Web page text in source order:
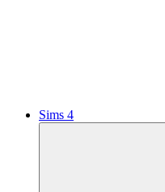
Sims 4